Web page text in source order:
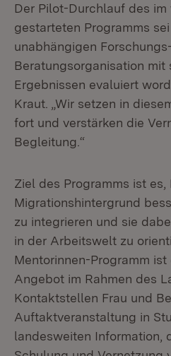
Der Pilot-Durchlauf des
gestarteten Programms
unabhängigen
Beratungsorganisation mit
Ergebnissen evaluiert
Kraut. „Wir setzen in
fort und verstärken die
Begleitung.“
Ziel des Programms ist es,
Migrationshintergrund
zu integrieren und sie
in der Arbeitswelt zu
Mentorinnen-Programm
Angebot im Rahmen des
Kontaktstellen Frau und
Auftaktveranstaltung in
landesweiten Information,